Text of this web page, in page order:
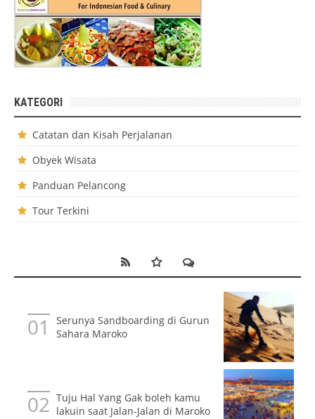
KATEGORI
Catatan dan Kisah Perjalanan
Obyek Wisata
Panduan Pelancong
Tour Terkini
Serunya Sandboarding di Gurun
Sahara Maroko
Tuju Hal Yang Gak boleh kamu
lakuin saat Jalan-Jalan di Maroko